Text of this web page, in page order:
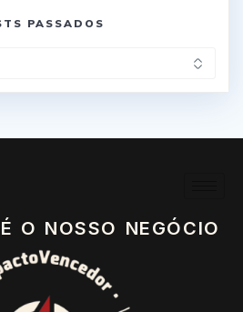
PASSADOS
O NOSSO NEGÓCIO